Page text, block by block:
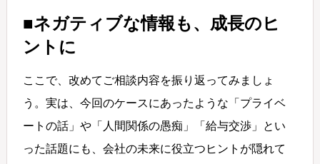
■ネガティブな情報も、成長のヒ
ントに
ここで、改めてご相談内容を振り返ってみましょ
う。実は、今回のケースにあったような「プライベ
ートの話」や「人間関係の愚痴」「給与交渉」とい
った話題にも、会社の未来に役立つヒントが隠れて